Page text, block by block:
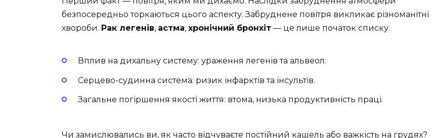
безпосередньо торкаються цього аспекту. Забруднене повітря викликає різноманітні
хвороби. Рак легенів, астма, хронічний бронхіт — це лише початок списку.
Вплив на дихальну систему: ураження легенів та альвеол.
Серцево-судинна система: ризик інфарктів та інсультів.
Загальне погіршення якості життя: втома, низька продуктивність праці.
Чи замислювались ви, як часто відчуваєте постійний кашель або важкість на грудях?